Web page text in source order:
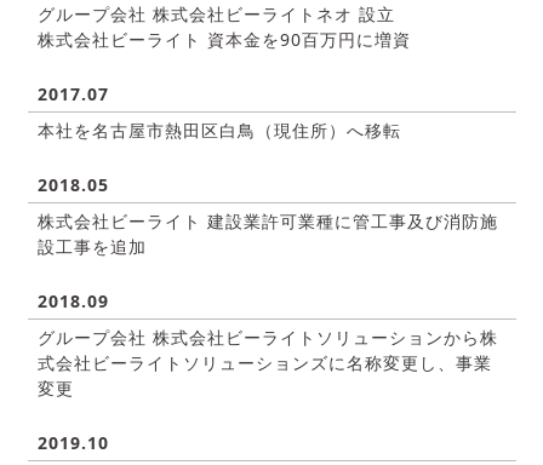
グループ会社 株式会社ビーライトネオ 設立
株式会社ビーライト 資本金を90百万円に増資
2017.07
本社を名古屋市熱田区白鳥（現住所）へ移転
2018.05
株式会社ビーライト 建設業許可業種に管工事及び消防施
設工事を追加
2018.09
グループ会社 株式会社ビーライトソリューションから株
式会社ビーライトソリューションズに名称変更し、事業
変更
2019.10